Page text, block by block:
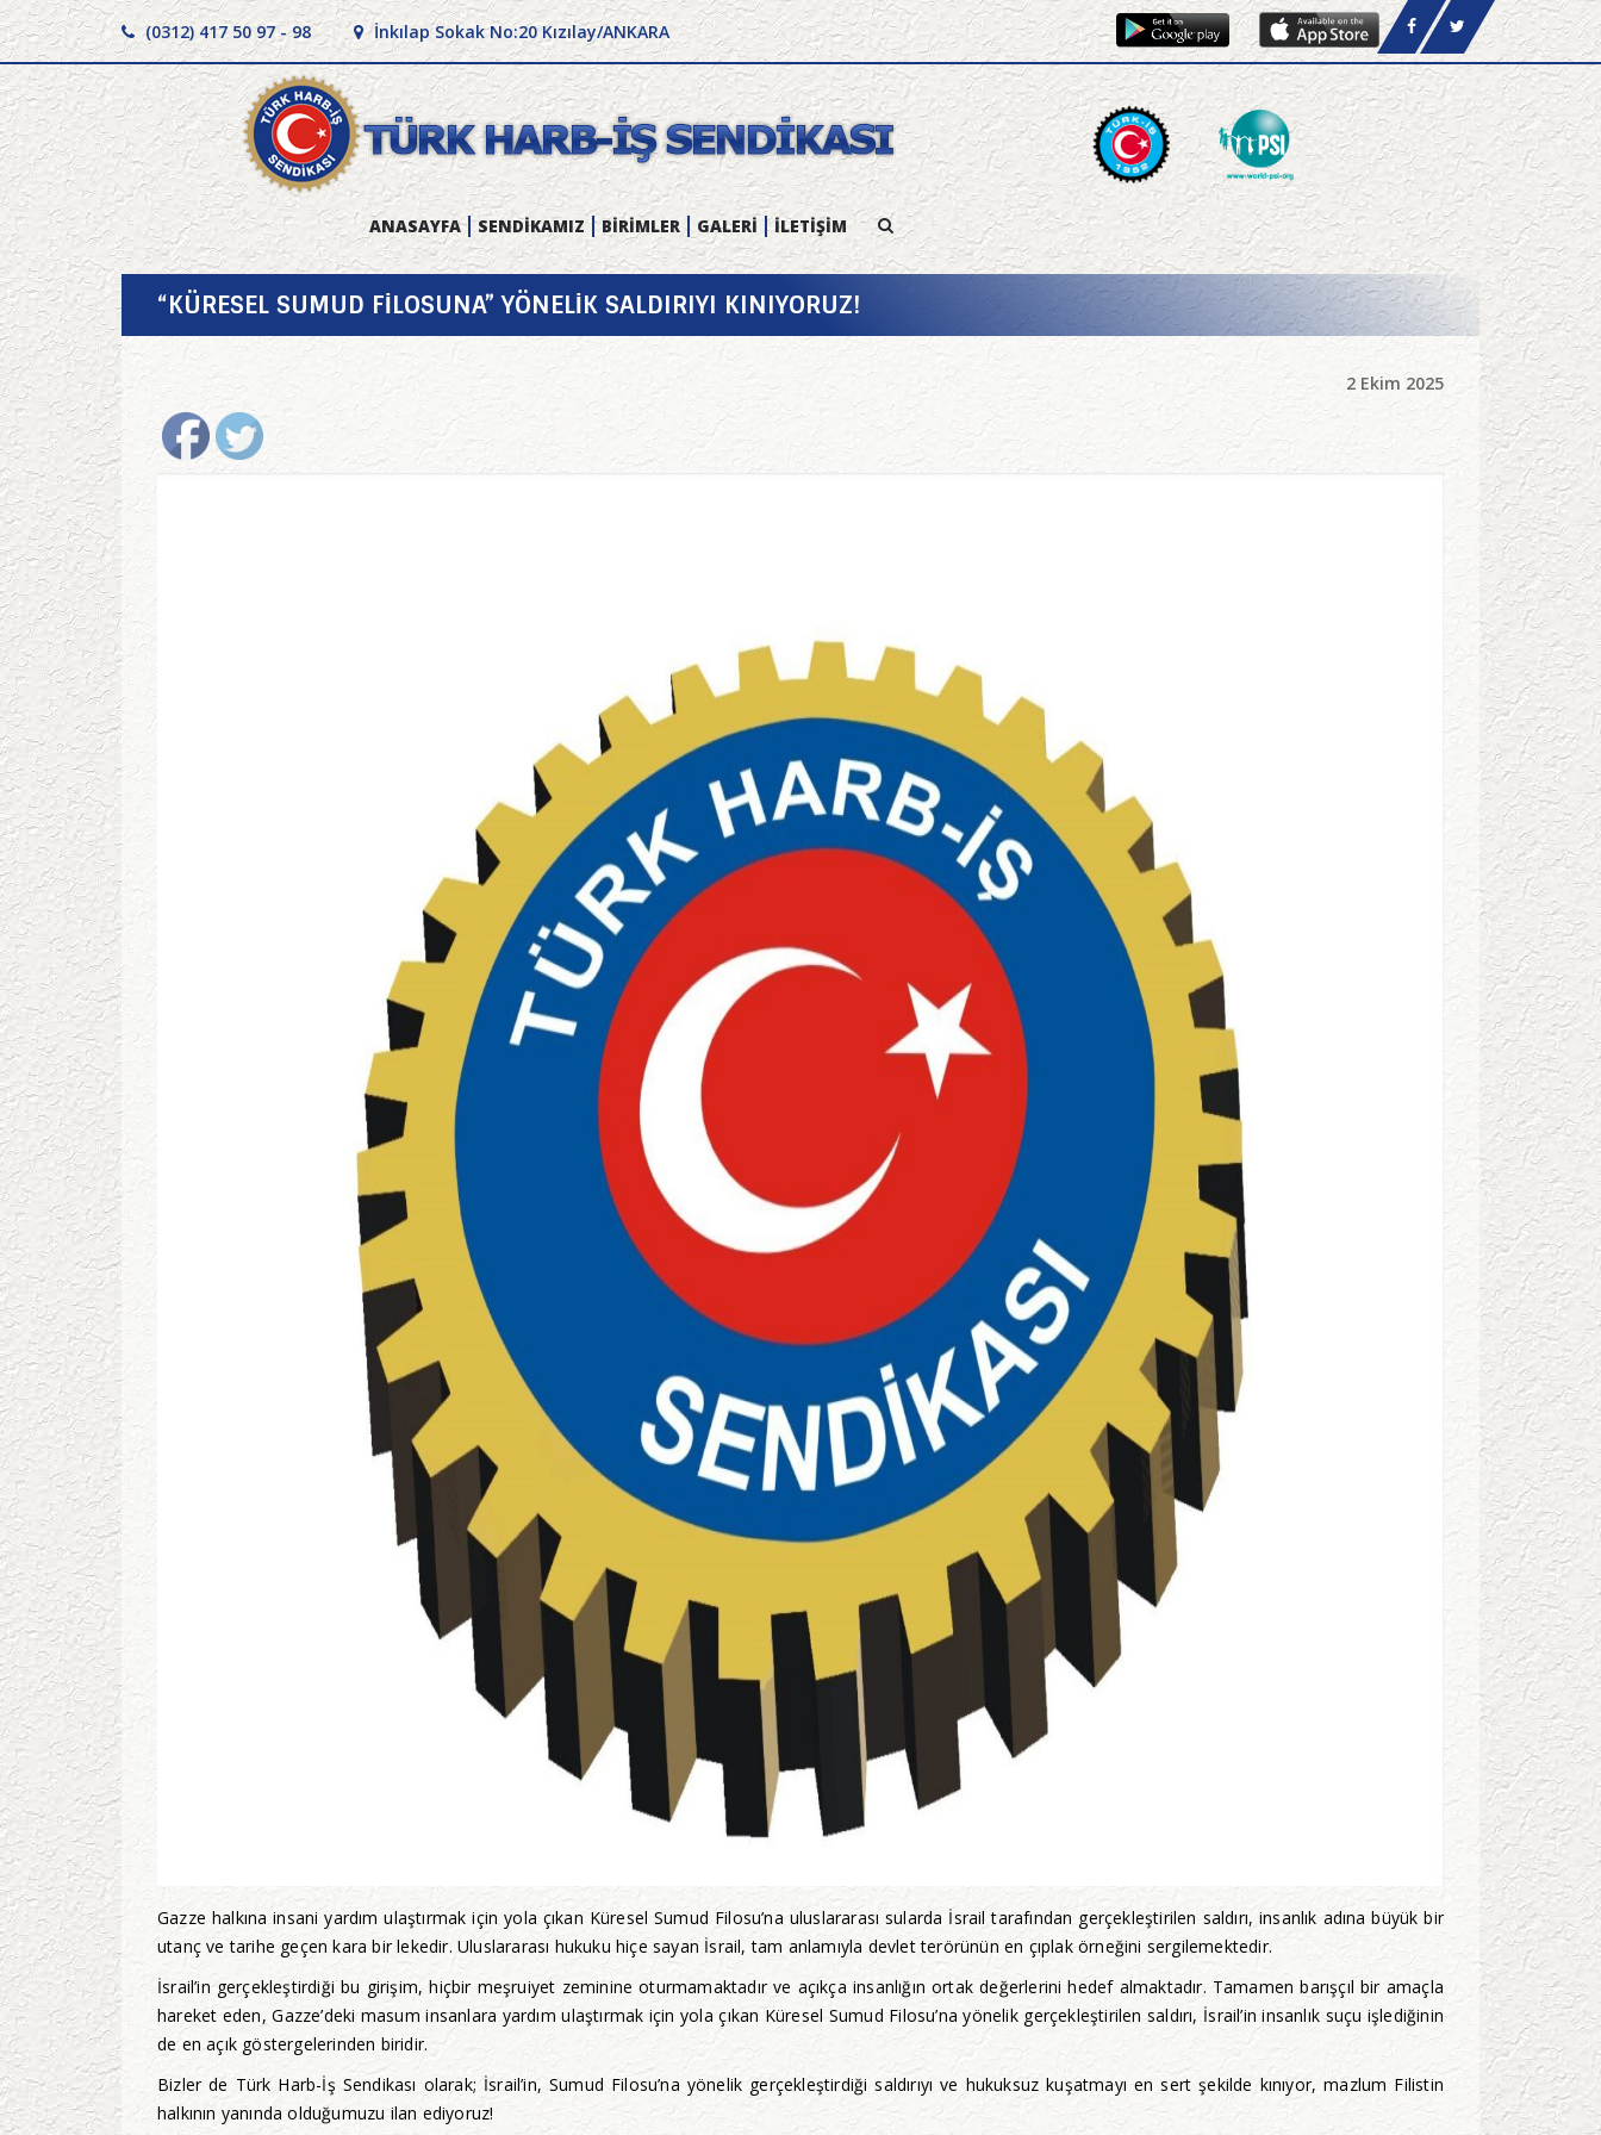
(0312) 417 50 97 - 98 İnkılap Sokak No:20 Kızılay/ANKARA
ANASAYFA SENDİKAMIZ BİRİMLER GALERİ İLETİŞİM
“KÜRESEL SUMUD FİLOSUNA” YÖNELİK SALDIRIYI KINIYORUZ!
2 Ekim 2025
Gazze halkına insani yardım ulaştırmak için yola çıkan Küresel Sumud Filosu’na uluslararası sularda İsrail tarafından gerçekleştirilen saldırı, insanlık adına büyük bir
utanç ve tarihe geçen kara bir lekedir. Uluslararası hukuku hiçe sayan İsrail, tam anlamıyla devlet terörünün en çıplak örneğini sergilemektedir.
İsrail’in gerçekleştirdiği bu girişim, hiçbir meşruiyet zeminine oturmamaktadır ve açıkça insanlığın ortak değerlerini hedef almaktadır. Tamamen barışçıl bir amaçla
hareket eden, Gazze’deki masum insanlara yardım ulaştırmak için yola çıkan Küresel Sumud Filosu’na yönelik gerçekleştirilen saldırı, İsrail’in insanlık suçu işlediğinin
de en açık göstergelerinden biridir.
Bizler de Türk Harb-İş Sendikası olarak; İsrail’in, Sumud Filosu’na yönelik gerçekleştirdiği saldırıyı ve hukuksuz kuşatmayı en sert şekilde kınıyor, mazlum Filistin
halkının yanında olduğumuzu ilan ediyoruz!